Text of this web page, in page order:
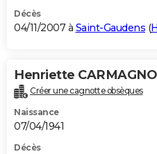
Décès
04/11/2007 à Saint-Gaudens (
Henriette
Créer une cagnotte obsèques
Naissance
07/04/1941
Décès